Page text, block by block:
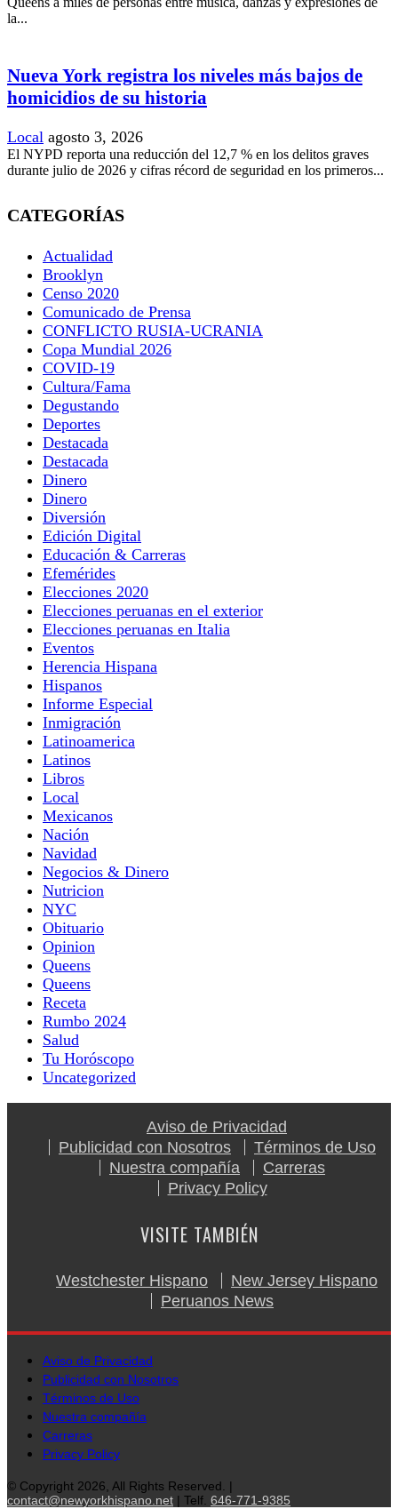
la...
Nueva York registra los niveles más bajos de
homicidios de su historia
Local agosto 3, 2026
El NYPD reporta una reducción del 12,7 % en los delitos graves
durante julio de 2026 y cifras récord de seguridad en los primeros...
CATEGORÍAS
Actualidad
Brooklyn
Censo 2020
Comunicado de Prensa
CONFLICTO RUSIA-UCRANIA
Copa Mundial 2026
COVID-19
Cultura/Fama
Degustando
Deportes
Destacada
Destacada
Dinero
Dinero
Diversión
Edición Digital
Educación & Carreras
Efemérides
Elecciones 2020
Elecciones peruanas en el exterior
Elecciones peruanas en Italia
Eventos
Herencia Hispana
Hispanos
Informe Especial
Inmigración
Latinoamerica
Latinos
Libros
Local
Mexicanos
Nación
Navidad
Negocios & Dinero
Nutricion
NYC
Obituario
Opinion
Queens
Queens
Receta
Rumbo 2024
Salud
Tu Horóscopo
Uncategorized
Aviso de Privacidad
Publicidad con Nosotros
Términos de Uso
Nuestra compañía
Carreras
Privacy Policy
VISITE TAMBIÉN
Westchester Hispano
New Jersey Hispano
Peruanos News
Aviso de Privacidad
Publicidad con Nosotros
Términos de Uso
Nuestra compañía
Carreras
Privacy Policy
© Copyright 2026, All Rights Reserved. |
contact@newyorkhispano.net | Telf. 646-771-9385